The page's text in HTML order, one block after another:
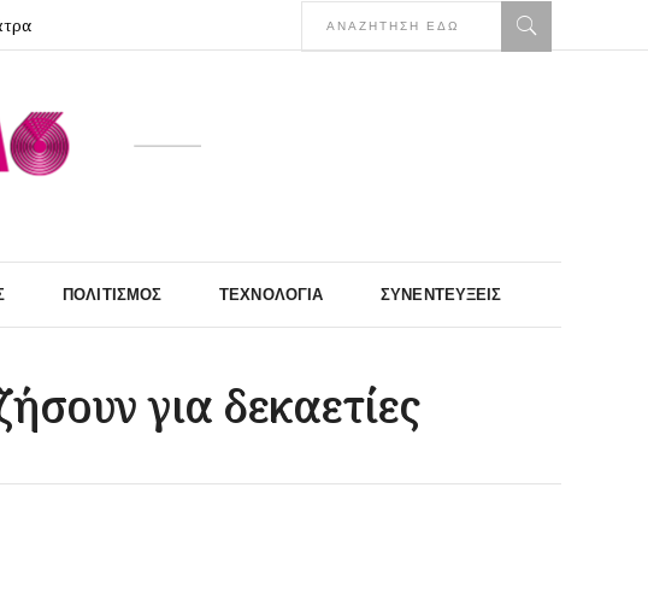
ΠΟΛΙΤΙΣΜΌΣ ΤΕΧΝΟΛΟΓΊΑ ΣΥΝΕΝΤΕΎΞΕΙΣ
για δεκαετίες